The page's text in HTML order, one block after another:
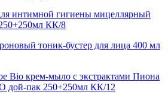
интимной гигиены мицеллярный
КК/8
тоник-бустер для лица 400 мл
крем-мыло с экстрактами Пиона
пак 250+250мл КК/12